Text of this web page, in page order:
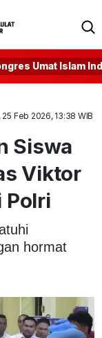
Umat Islam
25 Feb 2026, 13:38 WIB
Siswa
Viktor
Polri
hormat